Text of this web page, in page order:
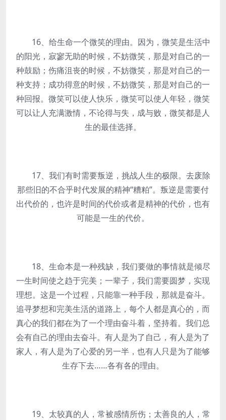
16、给生命一个微笑的理由。因为，微笑是生活中
的阳光，寂寥无助的时候，不妨微笑，那是对自己的一
种鼓励；伤痛沮丧的时候，不妨微笑，那是对自己的一
种支持；成功得意的时候，不妨微笑，那是对自己的一
种回报。微笑可以使人快乐，微笑可以使人年轻，微笑
可以让人充满激情，不论得与失，成与败，微笑都是人
生的最佳选择。
17、我们有时需要叛逆，挑战人生的极限。去废除
那些旧的不合乎时代发展的精神“糟粕”。叛逆是需要付
出代价的，也许是时间的代价或者是精神的代价，也有
可能是一生的代价。
18、生命本是一种残缺，我们要做的事情就是倾尽
一生时间使之趋于完美；一辈子，我们需要圆梦，实现
理想。这是一个过程，只能靠一种手段，那就是奋斗。
追寻梦想和完美生活的道路上，每个人都是真心的，而
真心的我们都在为了一个理由奋斗着，坚持着。我们总
会有自己的理由去奋斗。有人是为了自己，有人是为了
家人，有人是为了心爱的另一半，也有人只是为了能够
生存下去……各有各的理由。
19、太较真的人，常被感情所伤；太善良的人，常